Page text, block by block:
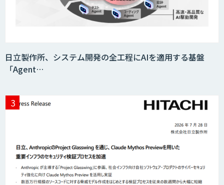
ニーズを理解する対話型AIエージェント
Web接客を進化させる対話型AIエージェ
ント「AI’mON for WEB」
日立製作所、システム開発の全工程にAIを適用する基盤
「Agent…